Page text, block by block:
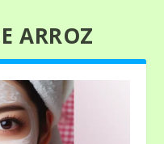
ARROZ